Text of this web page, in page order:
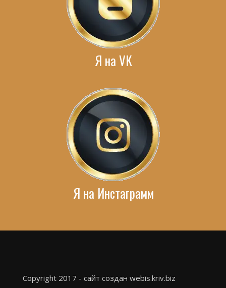
Я на VK
Я на Инстаграмм
Copyright 2017 - сайт создан webis.kriv.biz